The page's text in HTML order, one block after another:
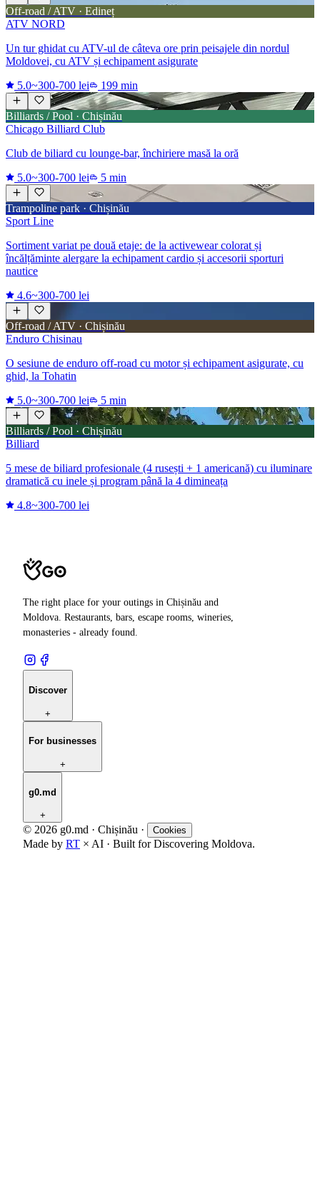
Off-road / ATV · Edineț
ATV NORD
Un tur ghidat cu ATV-ul de câteva ore prin peisajele din nordul
Moldovei, cu ATV și echipament asigurate
5.0~300-700 lei 199 min
Billiards / Pool · Chișinău
Chicago Billiard Club
Club de biliard cu lounge-bar, închiriere masă la oră
5.0~300-700 lei 5 min
Trampoline park · Chișinău
Sport Line
Sortiment variat pe două etaje: de la activewear colorat și
încălțăminte alergare la echipament cardio și accesorii sporturi
nautice
4.6~300-700 lei
Off-road / ATV · Chișinău
Enduro Chisinau
O sesiune de enduro off-road cu motor și echipament asigurate, cu
ghid, la Tohatin
5.0~300-700 lei 5 min
Billiards / Pool · Chișinău
Billiard
5 mese de biliard profesionale (4 rusești + 1 americană) cu iluminare
dramatică cu inele și program până la 4 dimineața
4.8~300-700 lei
The right place for your outings in Chișinău and
Moldova. Restaurants, bars, escape rooms, wineries,
monasteries - already found.
Discover
+
For businesses
+
g0.md
+
© 2026 g0.md · Chișinău · Cookies
Made by RT × AI · Built for Discovering Moldova.